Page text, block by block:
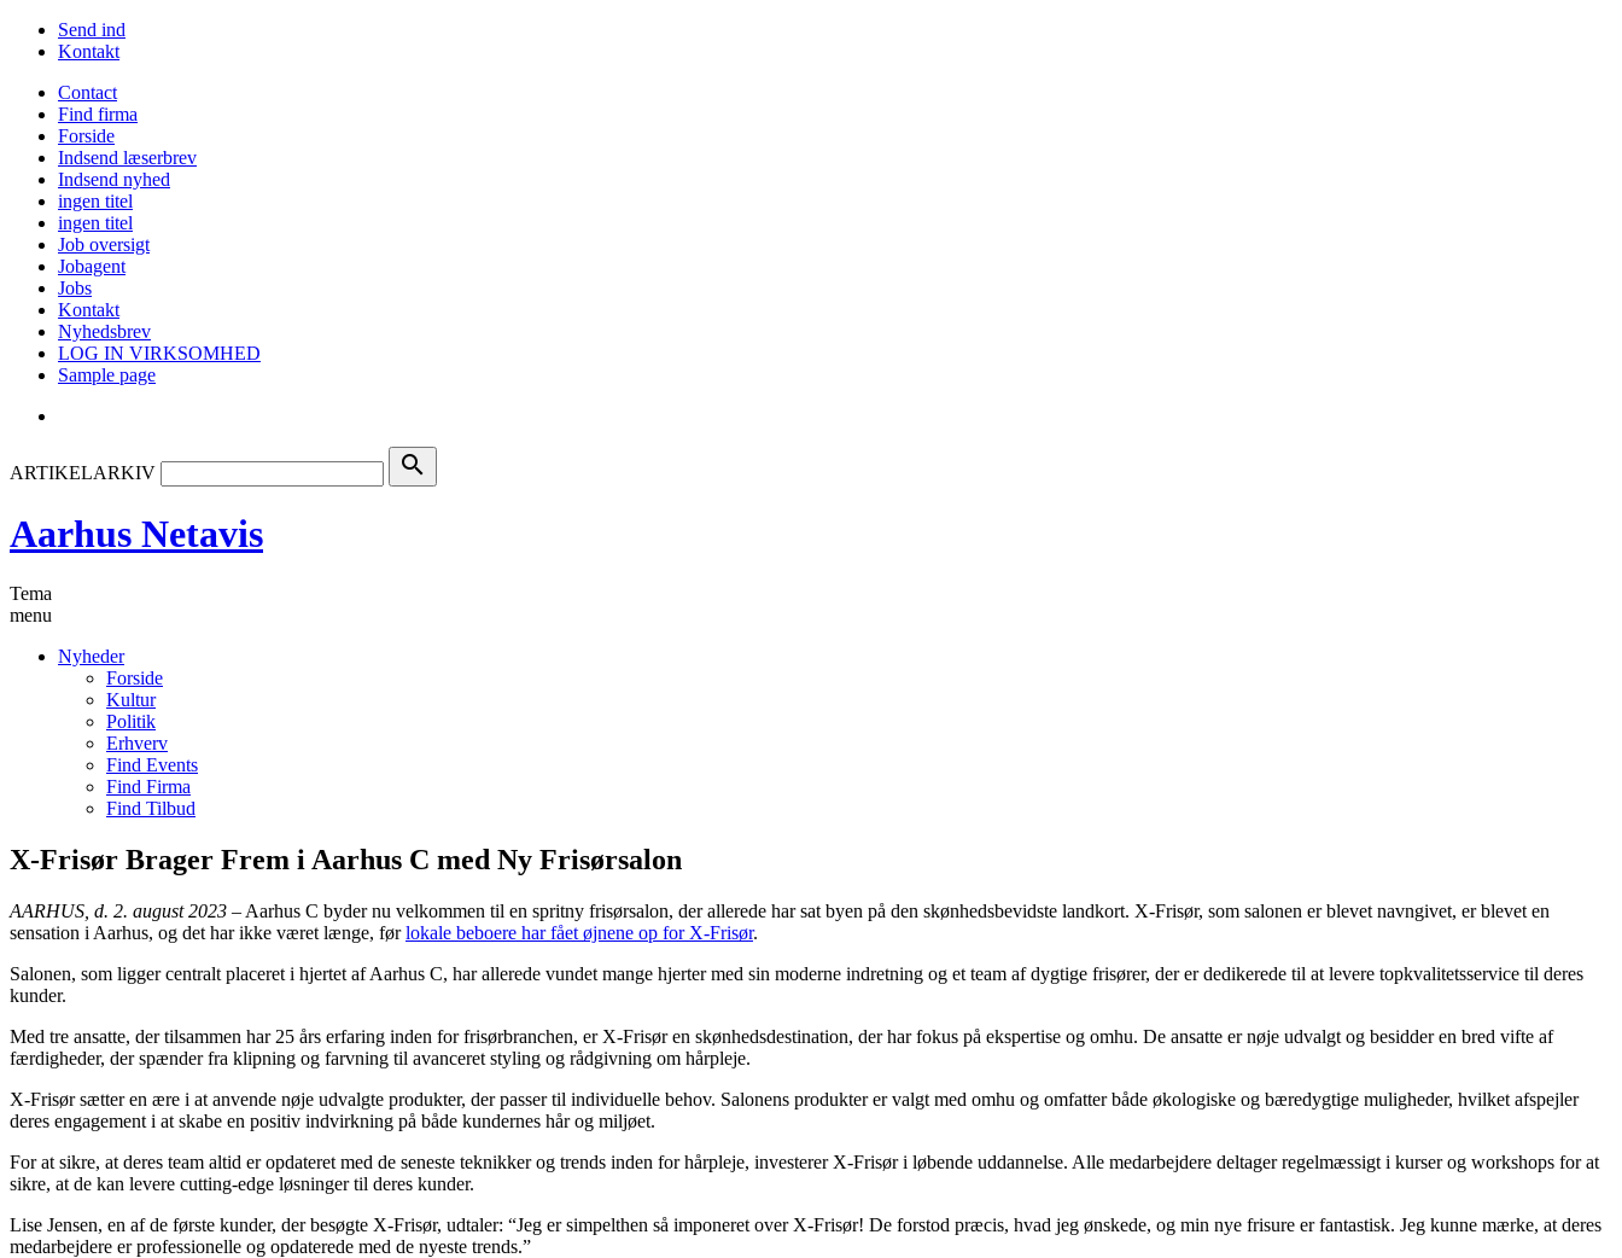
Send ind
Kontakt
Contact
Find firma
Forside
Indsend læserbrev
Indsend nyhed
ingen titel
ingen titel
Job oversigt
Jobagent
Jobs
Kontakt
Nyhedsbrev
LOG IN VIRKSOMHED
Sample page
ARTIKELARKIV search
Aarhus Netavis
Tema
menu
Nyheder
Forside
Kultur
Politik
Erhverv
Find Events
Find Firma
Find Tilbud
X-Frisør Brager Frem i Aarhus C med Ny Frisørsalon
AARHUS, d. 2. august 2023 – Aarhus C byder nu velkommen til en spritny frisørsalon, der allerede har sat byen på den skønhedsbevidste landkort. X-Frisør, som salonen er blevet navngivet, er blevet en
sensation i Aarhus, og det har ikke været længe, førlokale beboere har fået øjnene op for X-Frisør.
Salonen, som ligger centralt placeret i hjertet af Aarhus C, har allerede vundet mange hjerter med sin moderne indretning og et team af dygtige frisører, der er dedikerede til at levere topkvalitetsservice til deres
kunder.
Med tre ansatte, der tilsammen har 25 års erfaring inden for frisørbranchen, er X-Frisør en skønhedsdestination, der har fokus på ekspertise og omhu. De ansatte er nøje udvalgt og besidder en bred vifte af
færdigheder, der spænder fra klipning og farvning til avanceret styling og rådgivning om hårpleje.
X-Frisør sætter en ære i at anvende nøje udvalgte produkter, der passer til individuelle behov. Salonens produkter er valgt med omhu og omfatter både økologiske og bæredygtige muligheder, hvilket afspejler
deres engagement i at skabe en positiv indvirkning på både kundernes hår og miljøet.
For at sikre, at deres team altid er opdateret med de seneste teknikker og trends inden for hårpleje, investerer X-Frisør i løbende uddannelse. Alle medarbejdere deltager regelmæssigt i kurser og workshops for at
sikre, at de kan levere cutting-edge løsninger til deres kunder.
Lise Jensen, en af de første kunder, der besøgte X-Frisør, udtaler: “Jeg er simpelthen så imponeret over X-Frisør! De forstod præcis, hvad jeg ønskede, og min nye frisure er fantastisk. Jeg kunne mærke, at deres
medarbejdere er professionelle og opdaterede med de nyeste trends.”